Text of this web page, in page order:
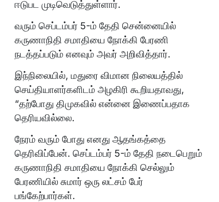
ஈடுபட முடிவெடுத்துள்ளார்.
வரும் செப்டம்பர் 5-ம் தேதி சென்னையில்
கருணாநிதி சமாதியை நோக்கி பேரணி
நடத்தப்படும் எனவும் அவர் அறிவித்தார்.
இந்நிலையில், மதுரை விமான நிலையத்தில்
செய்தியாளர்களிடம் அழகிரி கூறியதாவது,
“தற்போது திமுகவில் என்னை இணைப்பதாக
தெரியவில்லை.
நேரம் வரும் போது எனது ஆதங்கத்தை
தெரிவிப்பேன். செப்டம்பர் 5-ம் தேதி நடைபெறும்
கருணாநிதி சமாதியை நோக்கி செல்லும்
பேரணியில் சுமார் ஒரு லட்சம் பேர்
பங்கேற்பார்கள்.